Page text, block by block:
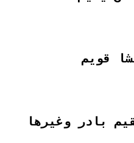
قويم
بادر وغيرها